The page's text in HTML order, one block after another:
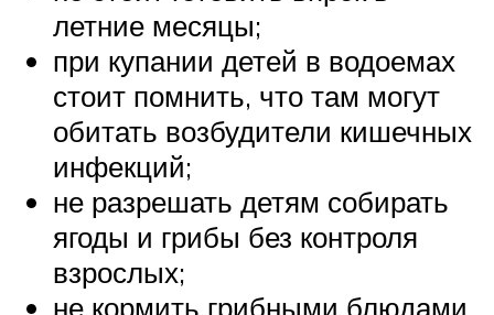
летние месяцы;
при купании детей в водоемах
стоит помнить, что там могут
обитать возбудители кишечных
инфекций;
не разрешать детям собирать
ягоды и грибы без контроля
взрослых;
не кормить грибными блюдами